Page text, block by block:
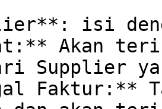
isi
Akan
Supplier
Faktur:**